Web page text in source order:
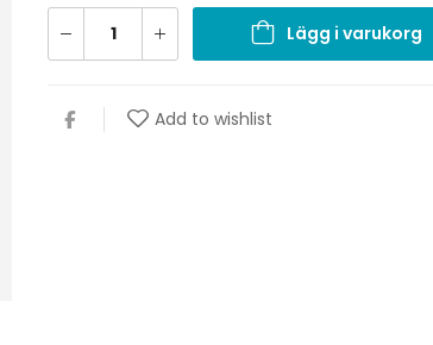
Lägg i varukorg
Add to wishlist